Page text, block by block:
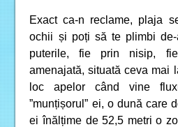
Exact ca-n reclame, plaja
ochii și poți să te plimbi
puterile, fie prin nisip,
amenajată, situată ceva mai
loc apelor când vine
”munțișorul” ei, o dună care
ei înălțime de 52,5 metri o